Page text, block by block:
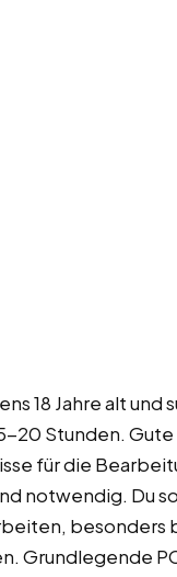
18 Jahre alt und
20 Stunden. Gute
für die
notwendig. Du
besonders
Grundlegende